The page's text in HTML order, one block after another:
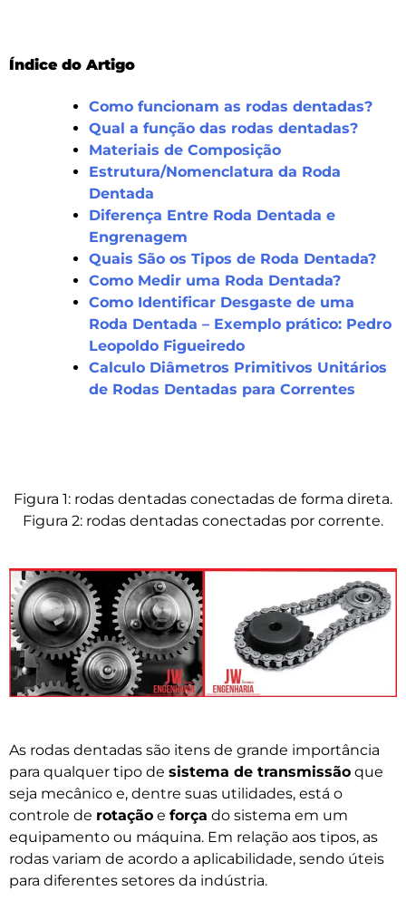
Índice do Artigo
Como funcionam as rodas dentadas?
Qual a função das rodas dentadas?
Materiais de Composição
Estrutura/Nomenclatura da Roda
Dentada
Diferença Entre Roda Dentada e
Engrenagem
Quais São os Tipos de Roda Dentada?
Como Medir uma Roda Dentada?
Como Identificar Desgaste de uma
Roda Dentada – Exemplo prático: Pedro
Leopoldo Figueiredo
Calculo Diâmetros Primitivos Unitários
de Rodas Dentadas para Correntes
Figura 1: rodas dentadas conectadas de forma direta.
Figura 2: rodas dentadas conectadas por corrente.
As rodas dentadas são itens de grande importância
para qualquer tipo de sistema de transmissão que
seja mecânico e, dentre suas utilidades, está o
controle de rotação e força do sistema em um
equipamento ou máquina. Em relação aos tipos, as
rodas variam de acordo a aplicabilidade, sendo úteis
para diferentes setores da indústria.